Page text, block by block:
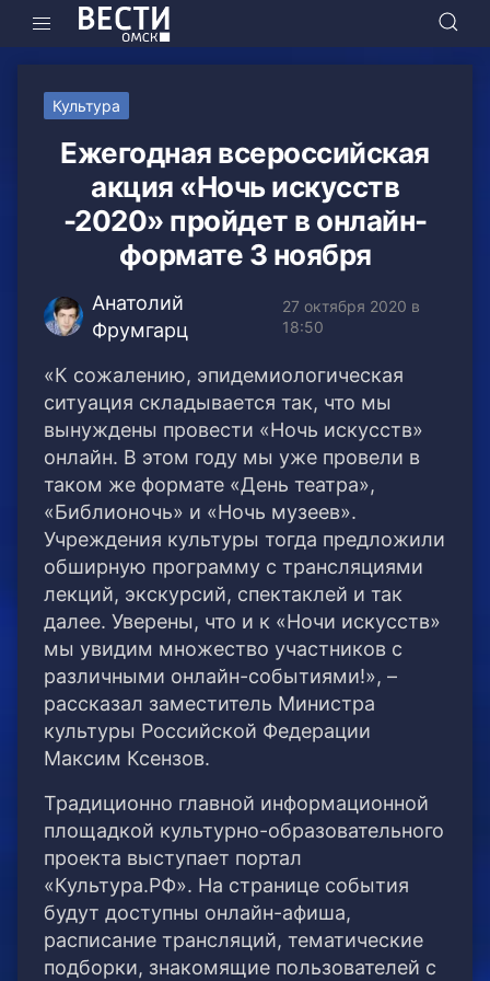
Культура
Ежегодная всероссийская
акция «Ночь искусств
-2020» пройдет в онлайн-
формате 3 ноября
Анатолий
Фрумгарц
27 октября 2020 в
18:50
«К сожалению, эпидемиологическая
ситуация складывается так, что мы
вынуждены провести «Ночь искусств»
онлайн. В этом году мы уже провели в
таком же формате «День театра»,
«Библионочь» и «Ночь музеев».
Учреждения культуры тогда предложили
обширную программу с трансляциями
лекций, экскурсий, спектаклей и так
далее. Уверены, что и к «Ночи искусств»
мы увидим множество участников с
различными онлайн-событиями!», –
рассказал заместитель Министра
культуры Российской Федерации
Максим Ксензов.
Традиционно главной информационной
площадкой культурно-образовательного
проекта выступает портал
«Культура.РФ». На странице события
будут доступны онлайн-афиша,
расписание трансляций, тематические
подборки, знакомящие пользователей с